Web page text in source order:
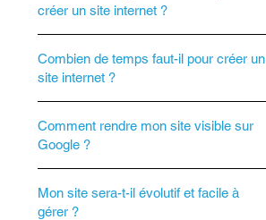
créer un site internet ?
Combien de temps faut-il pour créer un
site internet ?
Comment rendre mon site visible sur
Google ?
Mon site sera-t-il évolutif et facile à
gérer ?